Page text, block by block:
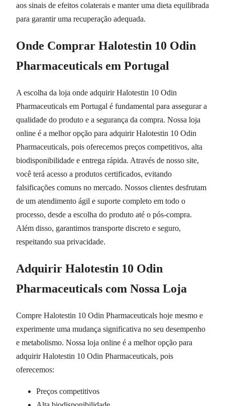
aos sinais de efeitos colaterais e manter uma dieta equilibrada
para garantir uma recuperação adequada.
Onde Comprar Halotestin 10 Odin
Pharmaceuticals em Portugal
A escolha da loja onde adquirir Halotestin 10 Odin
Pharmaceuticals em Portugal é fundamental para assegurar a
qualidade do produto e a segurança da compra. Nossa loja
online é a melhor opção para adquirir Halotestin 10 Odin
Pharmaceuticals, pois oferecemos preços competitivos, alta
biodisponibilidade e entrega rápida. Através de nosso site,
você terá acesso a produtos certificados, evitando
falsificações comuns no mercado. Nossos clientes desfrutam
de um atendimento ágil e suporte completo em todo o
processo, desde a escolha do produto até o pós-compra.
Além disso, garantimos transporte discreto e seguro,
respeitando sua privacidade.
Adquirir Halotestin 10 Odin
Pharmaceuticals com Nossa Loja
Compre Halotestin 10 Odin Pharmaceuticals hoje mesmo e
experimente uma mudança significativa no seu desempenho
e metabolismo. Nossa loja online é a melhor opção para
adquirir Halotestin 10 Odin Pharmaceuticals, pois
oferecemos:
Preços competitivos